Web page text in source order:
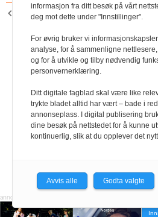
FORRIGE ARTIKKEL
informasjon fra ditt besøk på vårt
deg mot dette under "Innstillinger".
For øvrig bruker vi
analyse, for å sammenligne
og for å utvikle og tilby nødvendig
personvernerklæring.
Ditt digitale fagblad skal være like
trykte bladet alltid har vært – bade i
annonseplass. I digital publisering
dine besøk på nettstedet for å kunne
kontinuerlig, slik at du opplever det
Avvis alle Godta valgte